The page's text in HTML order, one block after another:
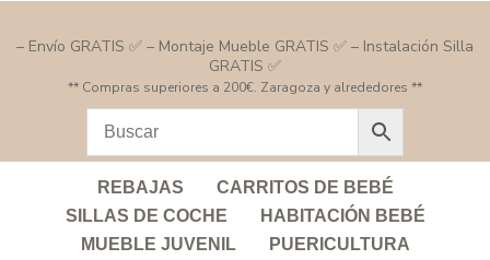
– Envío GRATIS ✅ – Montaje Mueble GRATIS ✅ – Instalación Silla
GRATIS ✅
** Compras superiores a 200€. Zaragoza y alrededores **
REBAJAS
CARRITOS DE BEBÉ
SILLAS DE COCHE
HABITACIÓN BEBÉ
MUEBLE JUVENIL
PUERICULTURA